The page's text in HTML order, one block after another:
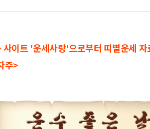
이트 '운세사랑'으로부터 띠별운세 자
주>